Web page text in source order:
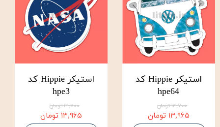
استیکر Hippie کد
hpe64
۱۴,۷۰۰ تومان
۱۳,۹۶۵ تومان
استیکر Hippie کد
hpe3
۱۴,۷۰۰ تومان
۱۳,۹۶۵ تومان